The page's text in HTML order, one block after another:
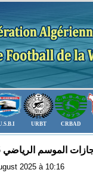
URBT CRBAD
2025 à 10:16